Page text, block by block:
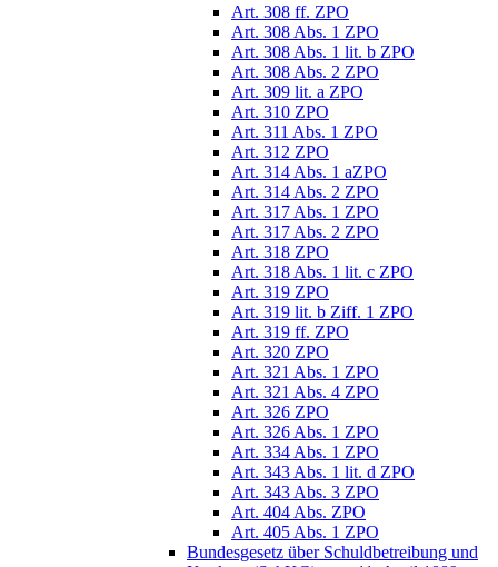
Art. 308 ff. ZPO
Art. 308 Abs. 1 ZPO
Art. 308 Abs. 1 lit. b ZPO
Art. 308 Abs. 2 ZPO
Art. 309 lit. a ZPO
Art. 310 ZPO
Art. 311 Abs. 1 ZPO
Art. 312 ZPO
Art. 314 Abs. 1 aZPO
Art. 314 Abs. 2 ZPO
Art. 317 Abs. 1 ZPO
Art. 317 Abs. 2 ZPO
Art. 318 ZPO
Art. 318 Abs. 1 lit. c ZPO
Art. 319 ZPO
Art. 319 lit. b Ziff. 1 ZPO
Art. 319 ff. ZPO
Art. 320 ZPO
Art. 321 Abs. 1 ZPO
Art. 321 Abs. 4 ZPO
Art. 326 ZPO
Art. 326 Abs. 1 ZPO
Art. 334 Abs. 1 ZPO
Art. 343 Abs. 1 lit. d ZPO
Art. 343 Abs. 3 ZPO
Art. 404 Abs. ZPO
Art. 405 Abs. 1 ZPO
Bundesgesetz über Schuldbetreibung und